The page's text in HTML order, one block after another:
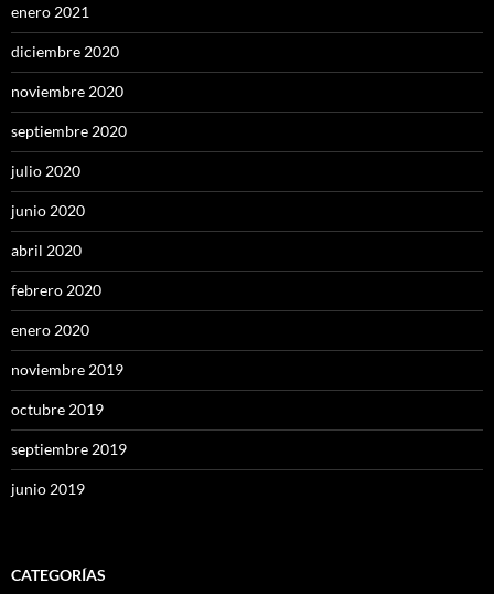
enero 2021
diciembre 2020
noviembre 2020
septiembre 2020
julio 2020
junio 2020
abril 2020
febrero 2020
enero 2020
noviembre 2019
octubre 2019
septiembre 2019
junio 2019
CATEGORÍAS